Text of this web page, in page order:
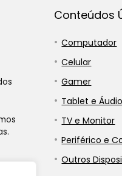
Conteúdos
Computador
Celular
Gamer
Tablet e Áudio
TV e Monitor
Periférico e
Outros